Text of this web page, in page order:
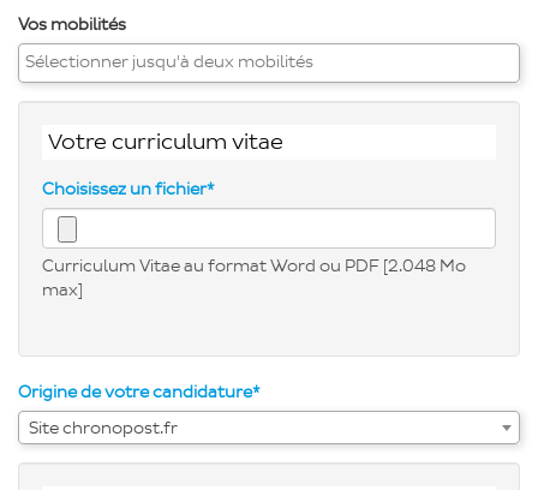
Vos mobilités
Votre curriculum vitae
Choisissez un fichier*
Curriculum Vitae au format Word ou PDF [2.048 Mo
max]
Origine de votre candidature*
Site chronopost.fr